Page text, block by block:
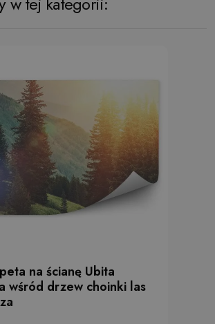
na ścianę Ubita
wśród drzew choinki las